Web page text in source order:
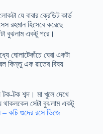
যে বাবার ক্রেডিট কার্ড
রহমান হিসেবে করেছে
বুঝলাম একটু পরে।
ঘোলাটেকাঁচে ঘেরা একটা
কিন্তু এক রাতের বিষয়
টক-টক শব্দ। মা খুলে দেখে
থাকলকেন সেটা বুঝলাম একটু
– কচি গুদের রসে ভিজে